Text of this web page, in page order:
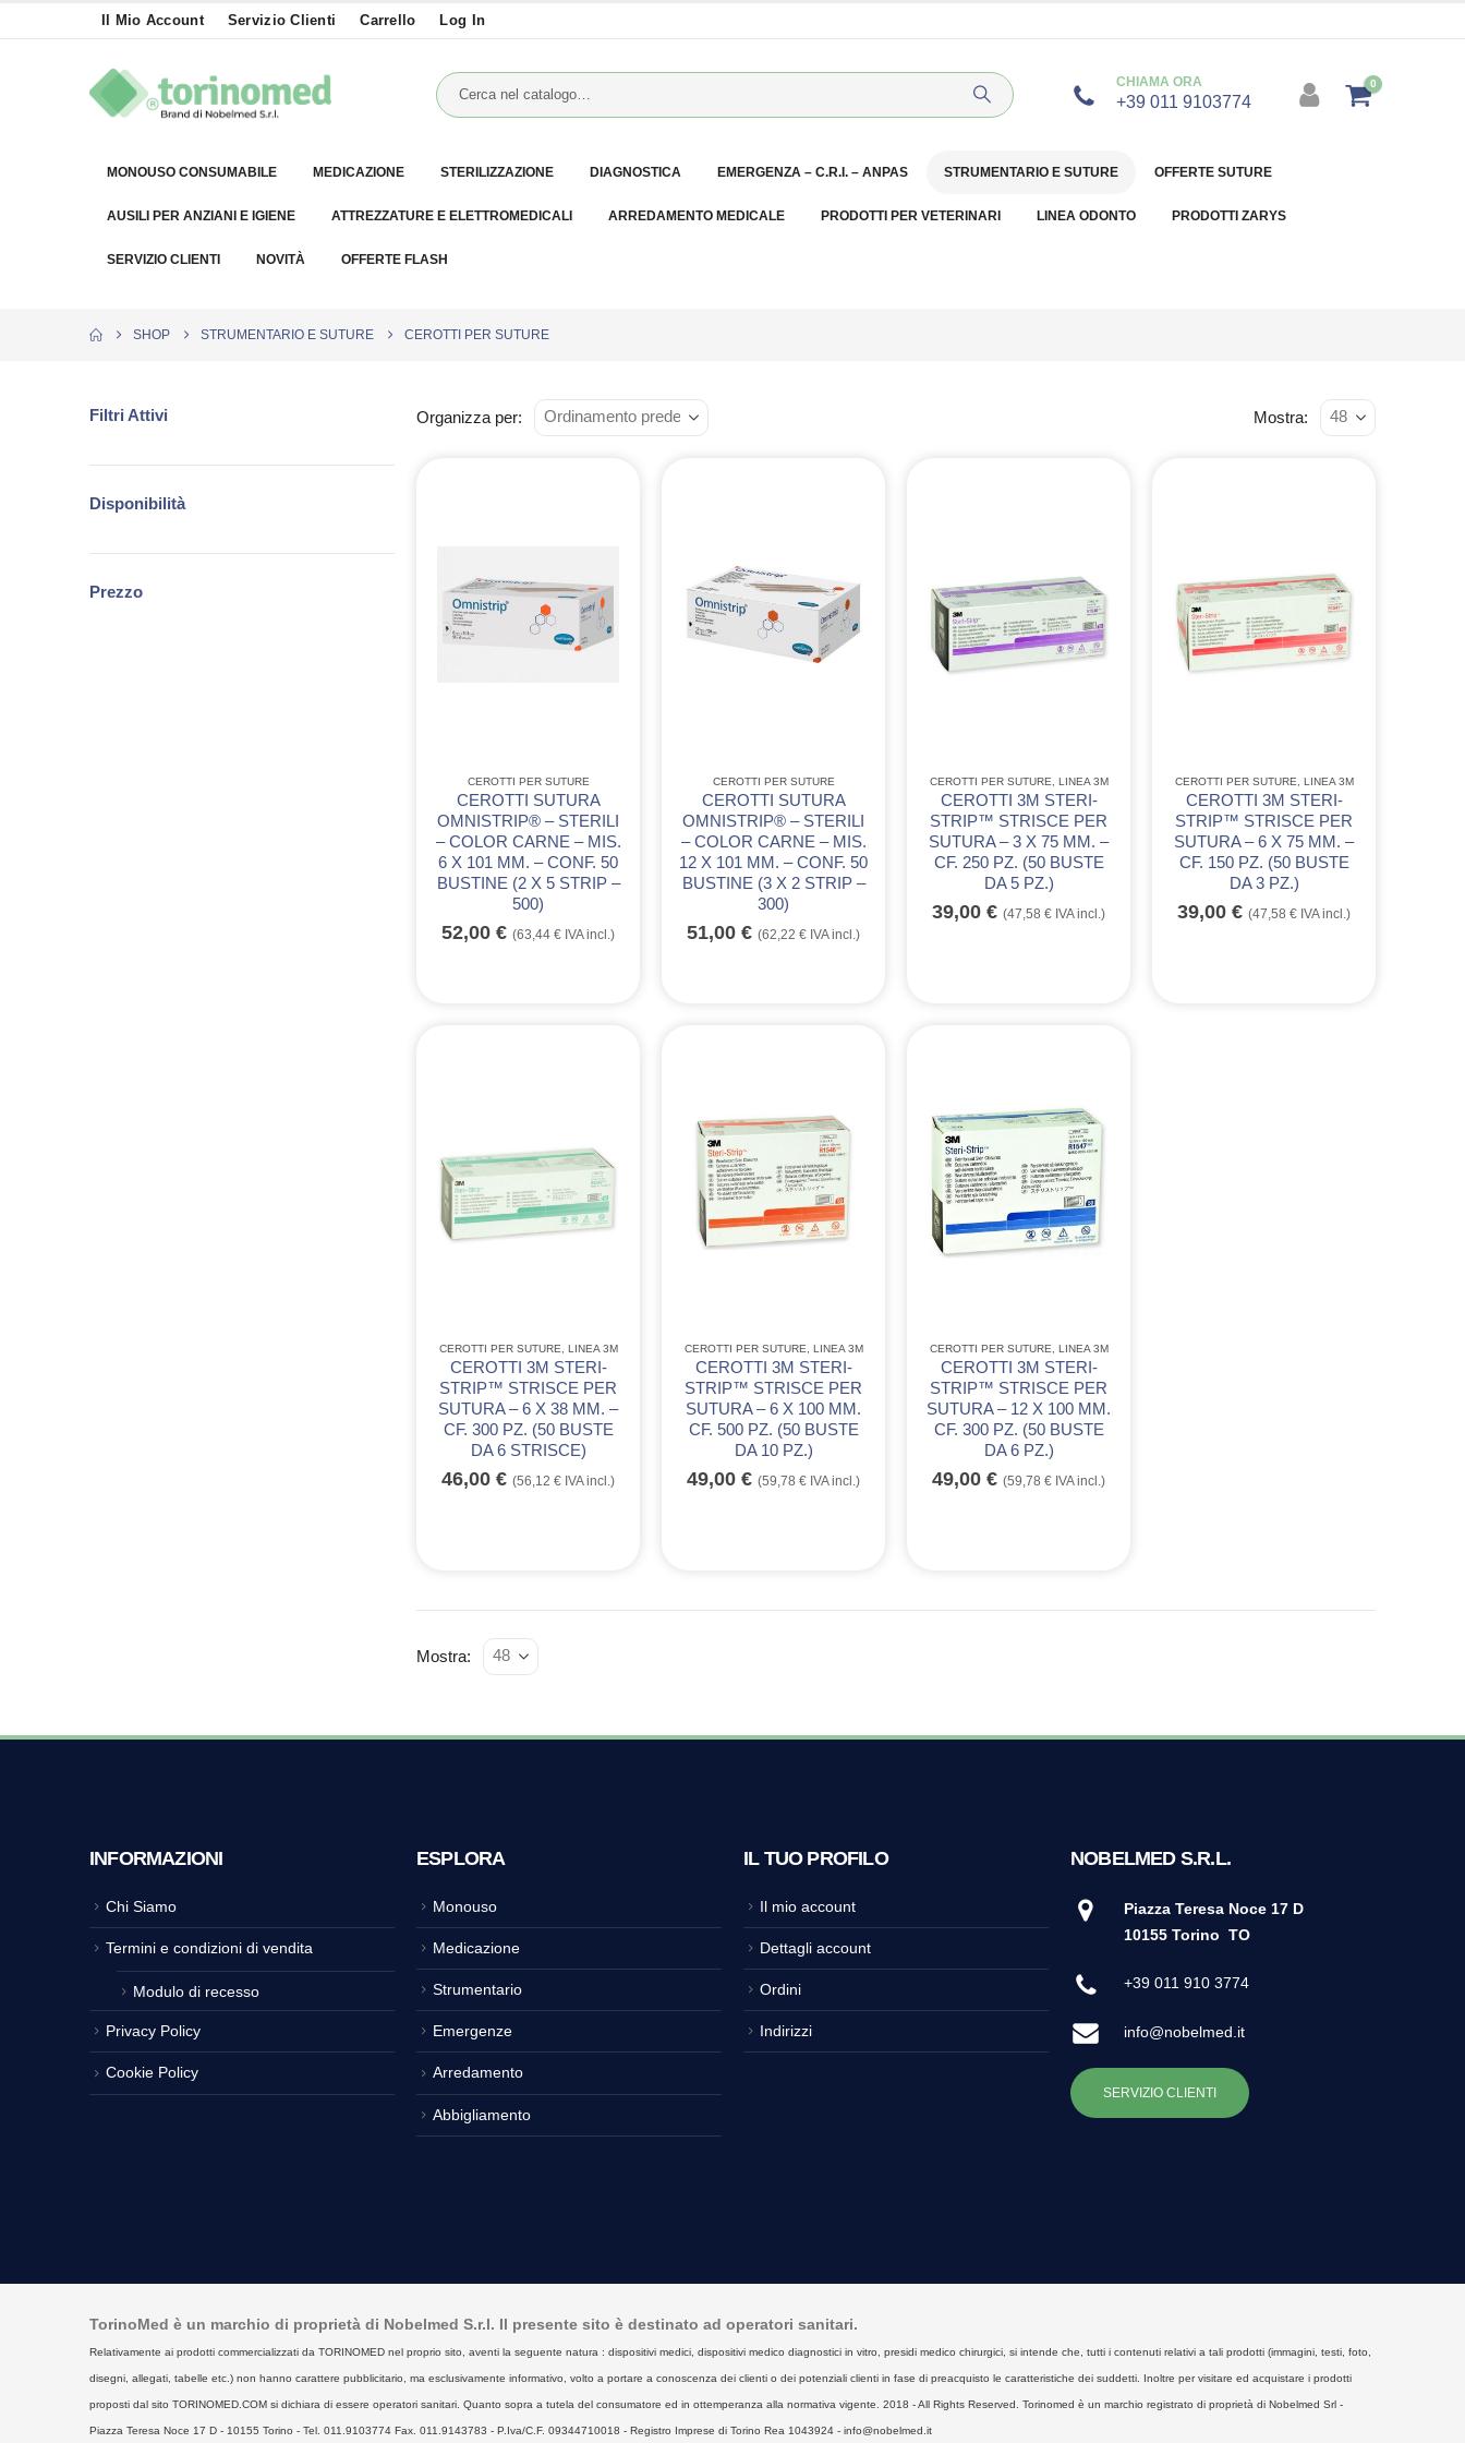
Il Mio Account Servizio Clienti Carrello Log In
CHIAMA ORA
+39 011 9103774
0
MONOUSO CONSUMABILE MEDICAZIONE STERILIZZAZIONE DIAGNOSTICA EMERGENZA – C.R.I. – ANPAS STRUMENTARIO E SUTURE OFFERTE SUTURE
AUSILI PER ANZIANI E IGIENE ATTREZZATURE E ELETTROMEDICALI ARREDAMENTO MEDICALE PRODOTTI PER VETERINARI LINEA ODONTO PRODOTTI ZARYS
SERVIZIO CLIENTI NOVITÀ OFFERTE FLASH
SHOP STRUMENTARIO E SUTURE CEROTTI PER SUTURE
Organizza per: Mostra:
CEROTTI PER SUTURE
CEROTTI SUTURA
OMNISTRIP® – STERILI
– COLOR CARNE – MIS.
6 X 101 MM. – CONF. 50
BUSTINE (2 X 5 STRIP –
500)
52,00 € (63,44 € IVA incl.)
CEROTTI PER SUTURE
CEROTTI SUTURA
OMNISTRIP® – STERILI
– COLOR CARNE – MIS.
12 X 101 MM. – CONF. 50
BUSTINE (3 X 2 STRIP –
300)
51,00 € (62,22 € IVA incl.)
CEROTTI PER SUTURE LINEA 3M
CEROTTI 3M STERI-
STRIP™ STRISCE PER
SUTURA – 3 X 75 MM. –
CF. 250 PZ. (50 BUSTE
DA 5 PZ.)
39,00 € (47,58 € IVA incl.)
CEROTTI PER SUTURE LINEA 3M
CEROTTI 3M STERI-
STRIP™ STRISCE PER
SUTURA – 6 X 75 MM. –
CF. 150 PZ. (50 BUSTE
DA 3 PZ.)
39,00 € (47,58 € IVA incl.)
CEROTTI PER SUTURE LINEA 3M
CEROTTI 3M STERI-
STRIP™ STRISCE PER
SUTURA – 6 X 38 MM. –
CF. 300 PZ. (50 BUSTE
DA 6 STRISCE)
46,00 € (56,12 € IVA incl.)
CEROTTI PER SUTURE LINEA 3M
CEROTTI 3M STERI-
STRIP™ STRISCE PER
SUTURA – 6 X 100 MM.
CF. 500 PZ. (50 BUSTE
DA 10 PZ.)
49,00 € (59,78 € IVA incl.)
CEROTTI PER SUTURE LINEA 3M
CEROTTI 3M STERI-
STRIP™ STRISCE PER
SUTURA – 12 X 100 MM.
CF. 300 PZ. (50 BUSTE
DA 6 PZ.)
49,00 € (59,78 € IVA incl.)
Mostra:
Filtri Attivi
Disponibilità
Prezzo
INFORMAZIONI
Chi Siamo
Termini e condizioni di vendita
Modulo di recesso
Privacy Policy
Cookie Policy
ESPLORA
Monouso
Medicazione
Strumentario
Emergenze
Arredamento
Abbigliamento
IL TUO PROFILO
Il mio account
Dettagli account
Ordini
Indirizzi
NOBELMED S.R.L.
Piazza Teresa Noce 17 D
10155 Torino TO
+39 011 910 3774
info@nobelmed.it
SERVIZIO CLIENTI
TorinoMed è un marchio di proprietà di Nobelmed S.r.l. Il presente sito è destinato ad operatori sanitari.
Relativamente ai prodotti commercializzati da TORINOMED nel proprio sito, aventi la seguente natura : dispositivi medici, dispositivi medico diagnostici in vitro, presidi medico chirurgici, si intende che, tutti i contenuti relativi a tali prodotti (immagini, testi, foto,
disegni, allegati, tabelle etc.) non hanno carattere pubblicitario, ma esclusivamente informativo, volto a portare a conoscenza dei clienti o dei potenziali clienti in fase di preacquisto le caratteristiche dei suddetti. Inoltre per visitare ed acquistare i prodotti
proposti dal sito TORINOMED.COM si dichiara di essere operatori sanitari. Quanto sopra a tutela del consumatore ed in ottemperanza alla normativa vigente. 2018 - All Rights Reserved. Torinomed è un marchio registrato di proprietà di Nobelmed Srl -
Piazza Teresa Noce 17 D - 10155 Torino - Tel. 011.9103774 Fax. 011.9143783 - P.Iva/C.F. 09344710018 - Registro Imprese di Torino Rea 1043924 - info@nobelmed.it